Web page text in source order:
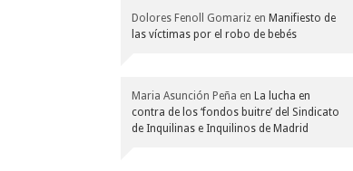
Dolores Fenoll Gomariz en Manifiesto de
las víctimas por el robo de bebés
Maria Asunción Peña en La lucha en
contra de los ‘fondos buitre’ del Sindicato
de Inquilinas e Inquilinos de Madrid